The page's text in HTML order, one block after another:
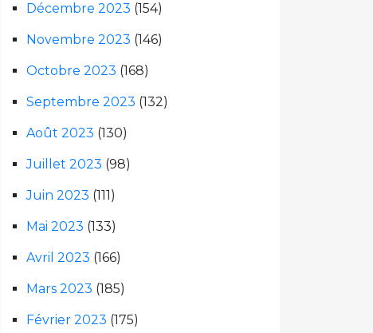
Décembre 2023 (154)
Novembre 2023 (146)
Octobre 2023 (168)
Septembre 2023 (132)
Août 2023 (130)
Juillet 2023 (98)
Juin 2023 (111)
Mai 2023 (133)
Avril 2023 (166)
Mars 2023 (185)
Février 2023 (175)